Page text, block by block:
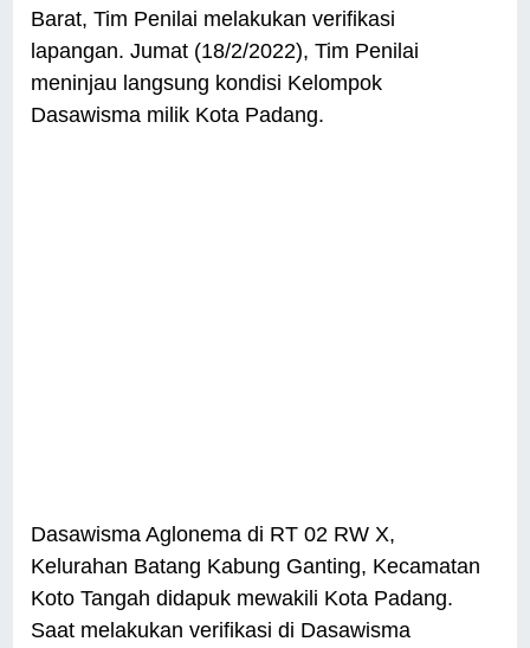
Barat, Tim Penilai melakukan verifikasi
lapangan. Jumat (18/2/2022), Tim Penilai
meninjau langsung kondisi Kelompok
Dasawisma milik Kota Padang.
Dasawisma Aglonema di RT 02 RW X,
Kelurahan Batang Kabung Ganting, Kecamatan
Koto Tangah didapuk mewakili Kota Padang.
Saat melakukan verifikasi di Dasawisma